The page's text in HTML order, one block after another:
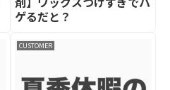
ゲるだと？
CUSTOMER